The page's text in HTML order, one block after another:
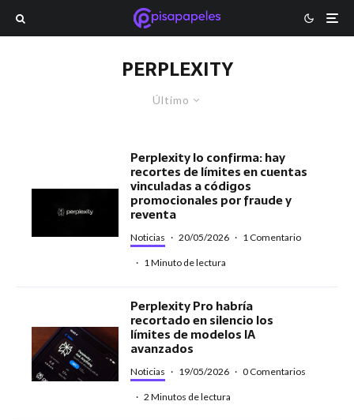
PERPLEXITY
Último
Perplexity lo confirma: hay
recortes de límites en cuentas
vinculadas a códigos
promocionales por fraude y
reventa
Noticias · 20/05/2026 · 1 Comentario
· 1 Minuto de lectura
Perplexity Pro habría
recortado en silencio los
límites de modelos IA
avanzados
Noticias · 19/05/2026 · 0 Comentarios
· 2 Minutos de lectura